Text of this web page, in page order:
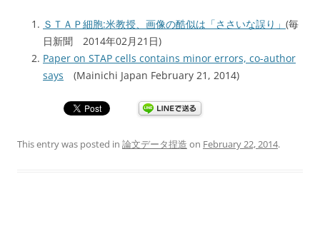
ＳＴＡＰ細胞:米教授、画像の酷似は「ささいな誤り」 (毎
日新聞 2014年02月21日)
Paper on STAP cells contains minor errors, co-author
says (Mainichi Japan February 21, 2014)
This entry was posted in 論文データ捏造 on February 22, 2014.